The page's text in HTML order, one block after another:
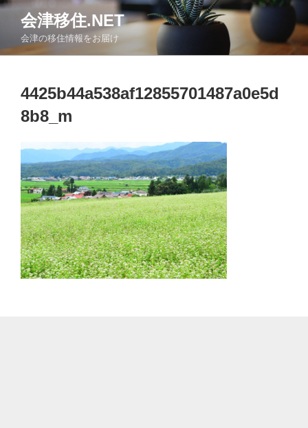
コ
ン
会津移住.NET
会津の移住情報をお届け
4425b44a538af12855701487a0e5d
8b8_m